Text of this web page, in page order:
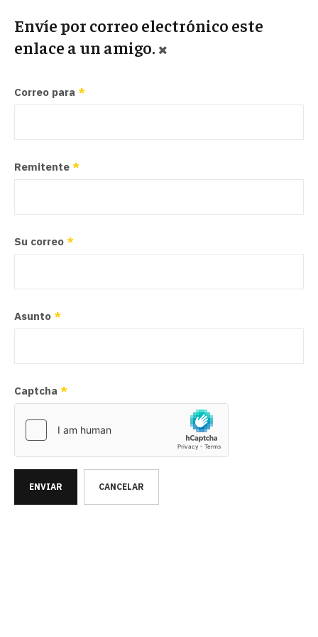
Envíe por correo electrónico este
enlace a un amigo.
Correo para *
Remitente *
Su correo *
Asunto *
Captcha *
ENVIAR CANCELAR